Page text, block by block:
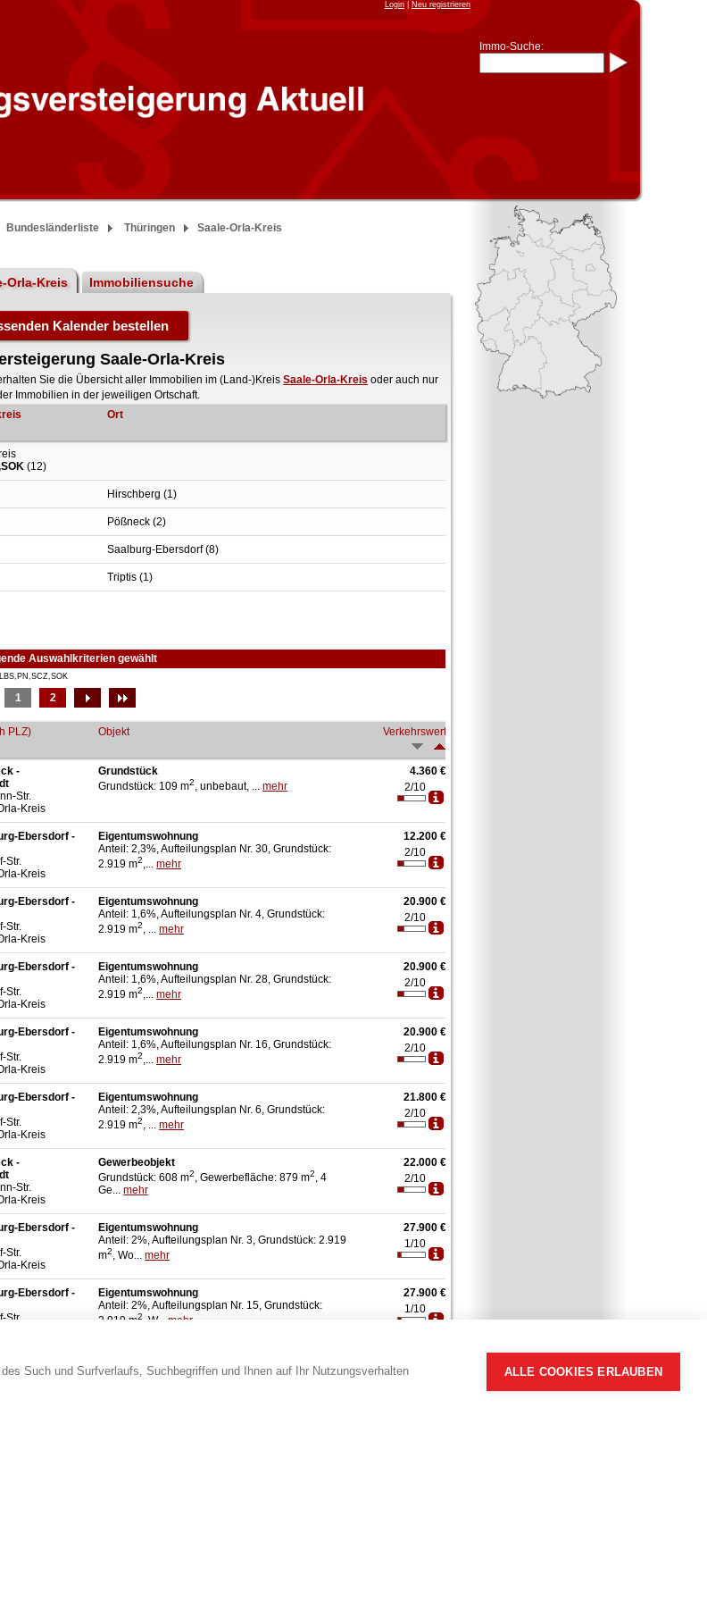
Such und Surfverlaufs, Suchbegriffen und Ihnen auf Ihr Nutzungsverhalten
ALLE COOKIES ERLAUBEN
Login| Neu registrieren
Immo-Suche:
Frankfurt/Oder
6 Frankfurt
Immobiliensuche
nach Kreis
nach Amtsgericht
Bundesländerliste Thüringen Saale-Orla-Kreis
Orla-Kreis Immobiliensuche
Saale-Orla-Kreis
Sie die Übersicht aller Immobilien im (Land-)KreisSaale-Orla-Kreis oder auch nur
Immobilien in der jeweiligen Ortschaft.
Ort
(12)
Hirschberg (1)
Pößneck (2)
Saalburg-Ebersdorf (8)
Triptis (1)
Auswahlkriterien gewählt
1 2
PLZ) Objekt Verkehrswert
-
Str.
Kreis
Grundstück
Grundstück: 109 m2, unbebaut, ...mehr
4.360 €
2/10
Ebersdorf -
Str.
Kreis
Eigentumswohnung
Anteil: 2,3%, Aufteilungsplan Nr. 30, Grundstück:
2.919 m2,...mehr
12.200 €
2/10
Ebersdorf -
Str.
Kreis
Eigentumswohnung
Anteil: 1,6%, Aufteilungsplan Nr. 4, Grundstück:
2.919 m2, ...mehr
20.900 €
2/10
Ebersdorf -
Str.
Kreis
Eigentumswohnung
Anteil: 1,6%, Aufteilungsplan Nr. 28, Grundstück:
2.919 m2,...mehr
20.900 €
2/10
Ebersdorf -
Str.
Kreis
Eigentumswohnung
Anteil: 1,6%, Aufteilungsplan Nr. 16, Grundstück:
2.919 m2,...mehr
20.900 €
2/10
Ebersdorf -
Str.
Kreis
Eigentumswohnung
Anteil: 2,3%, Aufteilungsplan Nr. 6, Grundstück:
2.919 m2, ...mehr
21.800 €
2/10
-
Str.
Kreis
Gewerbeobjekt
Grundstück: 608 m2, Gewerbefläche: 879 m2, 4
Ge...mehr
22.000 €
2/10
Ebersdorf -
Str.
Kreis
Eigentumswohnung
Anteil: 2%, Aufteilungsplan Nr. 3, Grundstück: 2.919
m2, Wo...mehr
27.900 €
1/10
Ebersdorf -
Str.
Eigentumswohnung
Anteil: 2%, Aufteilungsplan Nr. 15, Grundstück:
2.919 m2 , W...mehr
27.900 €
1/10
Anteil: 2%, Aufteilungsplan Nr. 27, Grundstück:
2/10